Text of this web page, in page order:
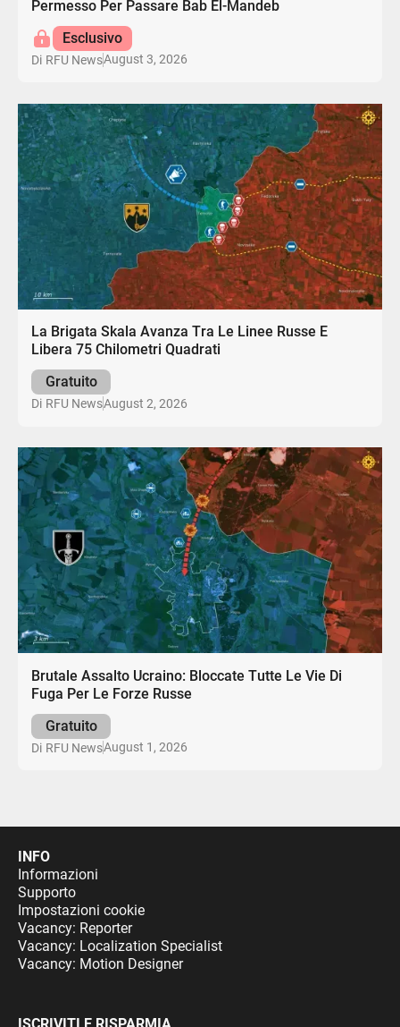
Permesso Per Passare Bab El-Mandeb
Esclusivo
Di RFU NewsAugust 3, 2026
La Brigata Skala Avanza Tra Le Linee Russe E
Libera 75 Chilometri Quadrati
Gratuito
Di RFU NewsAugust 2, 2026
Brutale Assalto Ucraino: Bloccate Tutte Le Vie Di
Fuga Per Le Forze Russe
Gratuito
Di RFU NewsAugust 1, 2026
INFO
Informazioni
Supporto
Impostazioni cookie
Vacancy: Reporter
Vacancy: Localization Specialist
Vacancy: Motion Designer